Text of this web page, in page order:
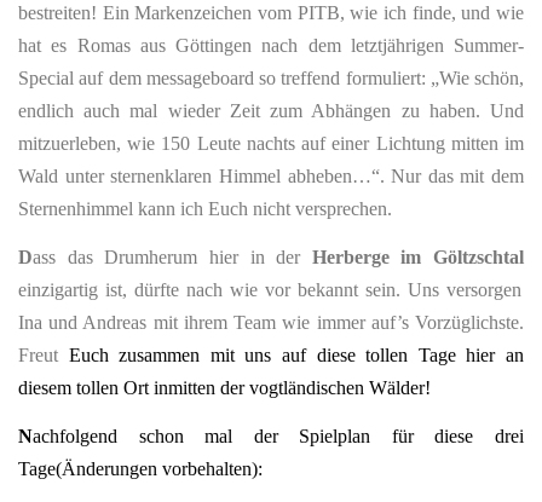
bestreiten! Ein Markenzeichen vom PITB, wie ich finde, und wie
hat es Romas aus Göttingen nach dem letztjährigen Summer-
Special auf dem messageboard so treffend formuliert: „Wie schön,
endlich auch mal wieder Zeit zum Abhängen zu haben. Und
mitzuerleben, wie 150 Leute nachts auf einer Lichtung mitten im
Wald unter sternenklaren Himmel abheben…“. Nur das mit dem
Sternenhimmel kann ich Euch nicht versprechen.
Dass das Drumherum hier in der Herberge im Göltzschtal
einzigartig ist, dürfte nach wie vor bekannt sein. Uns versorgen
Ina und Andreas mit ihrem Team wie immer auf’s Vorzüglichste.
Freut Euch zusammen mit uns auf diese tollen Tage hier an
diesem tollen Ort inmitten der vogtländischen Wälder!
Nachfolgend schon mal der Spielplan für diese drei
Tage(Änderungen vorbehalten):